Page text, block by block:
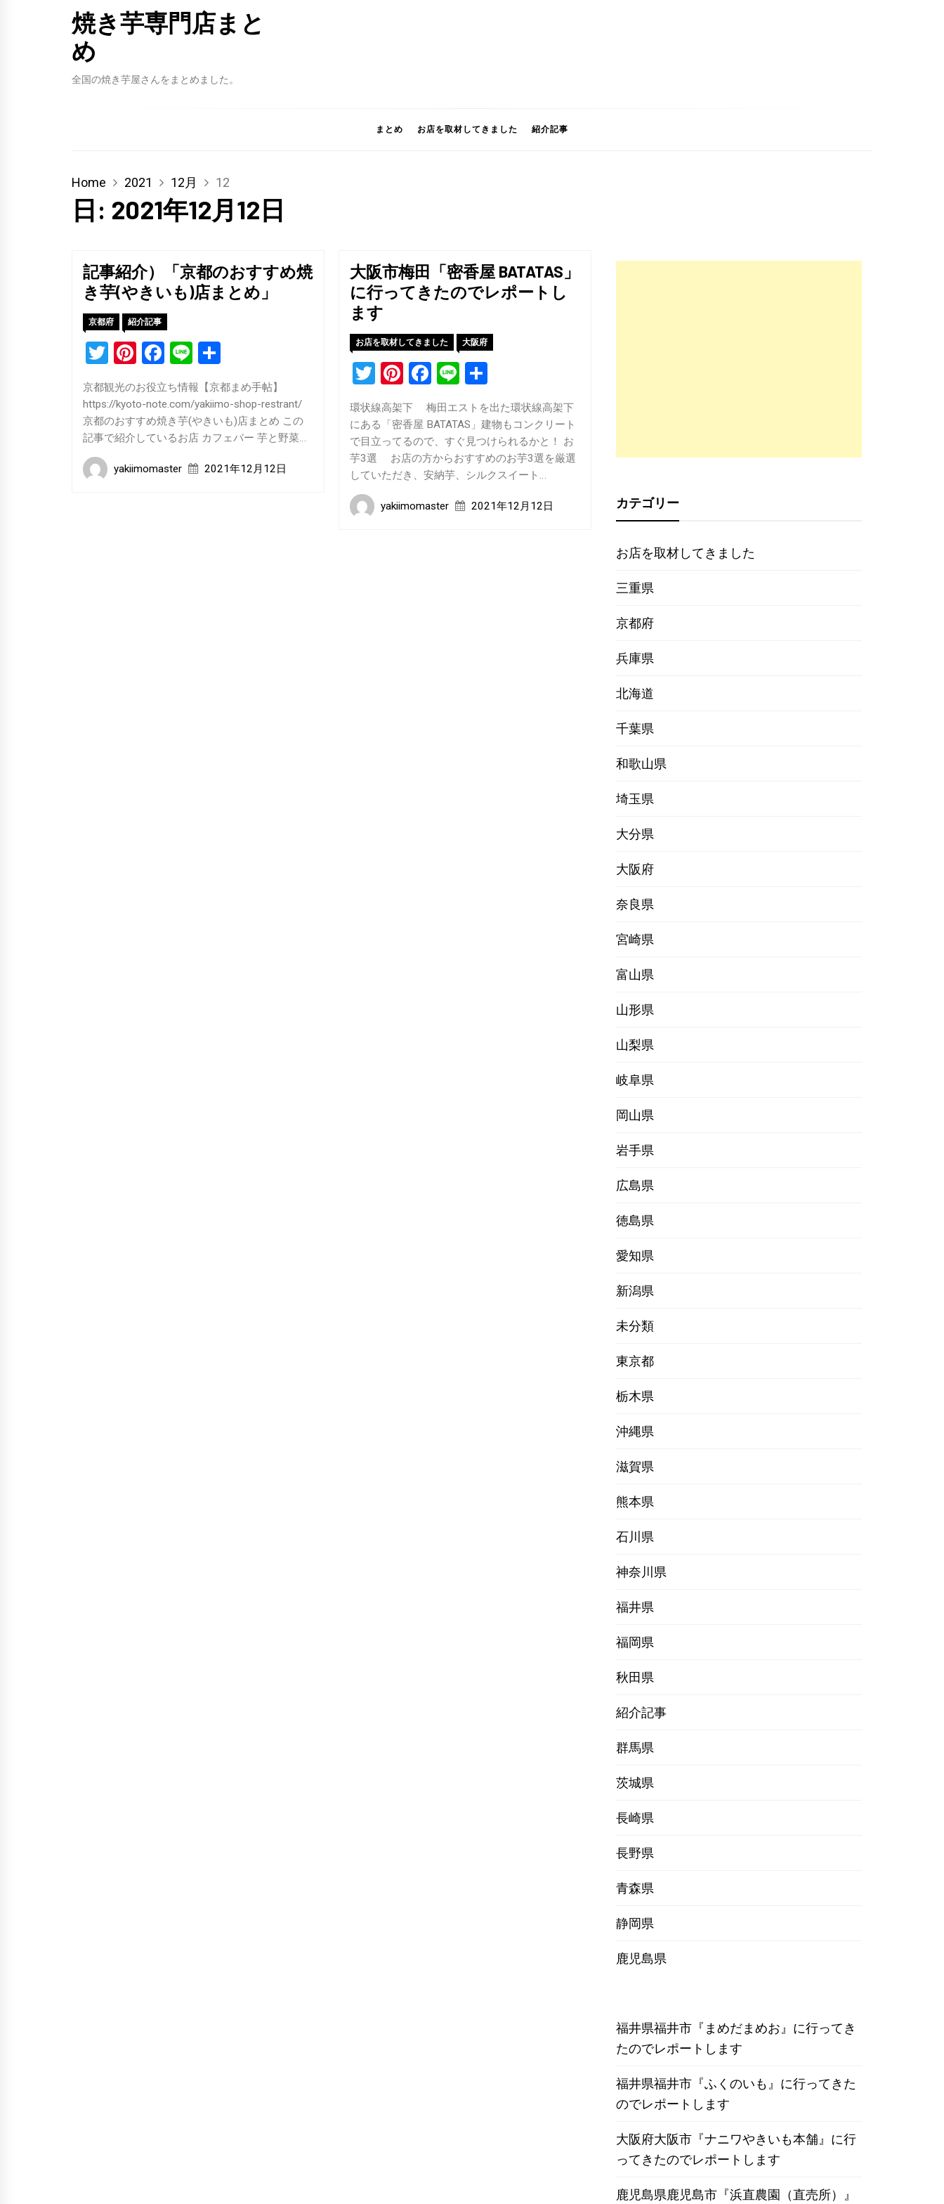
焼き芋専門店まと
め
全国の焼き芋屋さんをまとめました。
まとめ お店を取材してきました 紹介記事
Home 2021 12月 12
日: 2021年12月12日
記事紹介）「京都のおすすめ焼
き芋(やきいも)店まとめ」
京都府 紹介記事
Twitter
Pinterest
Facebook
Line
有
京都観光のお役立ち情報【京都まめ手帖】
https://kyoto-note.com/yakiimo-shop-restrant/
京都のおすすめ焼き芋(やきいも)店まとめ この
記事で紹介しているお店 カフェバー 芋と野菜…
yakiimomaster 2021年12月12日
大阪市梅田「密香屋 BATATAS」
に行ってきたのでレポートし
ます
お店を取材してきました 大阪府
Twitter
Pinterest
Facebook
Line共
有
環状線高架下 梅田エストを出た環状線高架下
にある「密香屋 BATATAS」建物もコンクリート
で目立ってるので、すぐ見つけられるかと！ お
芋3選 お店の方からおすすめのお芋3選を厳選
していただき、安納芋、シルクスイート…
yakiimomaster 2021年12月12日 カテゴリー
お店を取材してきました
三重県
京都府
兵庫県
北海道
千葉県
和歌山県
埼玉県
大分県
大阪府
奈良県
宮崎県
富山県
山形県
山梨県
岐阜県
岡山県
岩手県
広島県
徳島県
愛知県
新潟県
未分類
東京都
栃木県
沖縄県
滋賀県
熊本県
石川県
神奈川県
福井県
福岡県
秋田県
紹介記事
群馬県
茨城県
長崎県
長野県
青森県
静岡県
鹿児島県
福井県福井市『まめだまめお』に行ってき
たのでレポートします
福井県福井市『ふくのいも』に行ってきた
のでレポートします
大阪府大阪市『ナニワやきいも本舗』に行
ってきたのでレポートします
鹿児島県鹿児島市『浜直農園（直売所）』